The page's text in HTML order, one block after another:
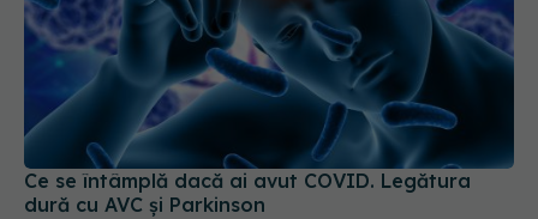
Ce se întâmplă dacă ai avut COVID. Legătura
dură cu AVC și Parkinson